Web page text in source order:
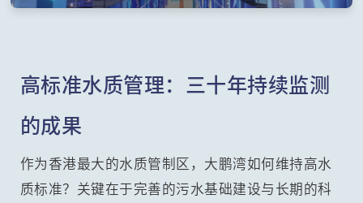
高标准水质管理：三十年持续监测
的成果
作为香港最大的水质管制区，大鹏湾如何维持高水
质标准？关键在于完善的污水基础建设与长期的科